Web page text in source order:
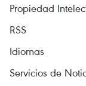
Propiedad
RSS
Idiomas
Servicios de